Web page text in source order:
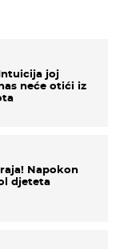
joj
neće otići iz
Napokon
djeteta